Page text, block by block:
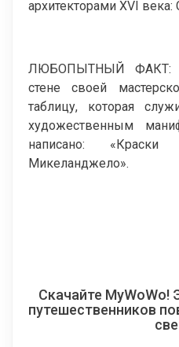
архитекторами XVI
ЛЮБОПЫТНЫЙ ФАКТ:
стене своей
таблицу, которая
художественным
написано: «Краски
Микеланджело».
Скачайте
путешественников